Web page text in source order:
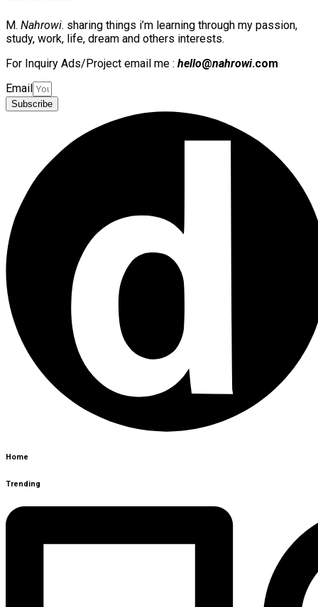
M. Nahrowi. sharing things i’m learning through my passion,
study, work, life, dream and others interests.
For Inquiry Ads/Project email me : hello@nahrowi.com
Email
Subscribe
Home
Trending